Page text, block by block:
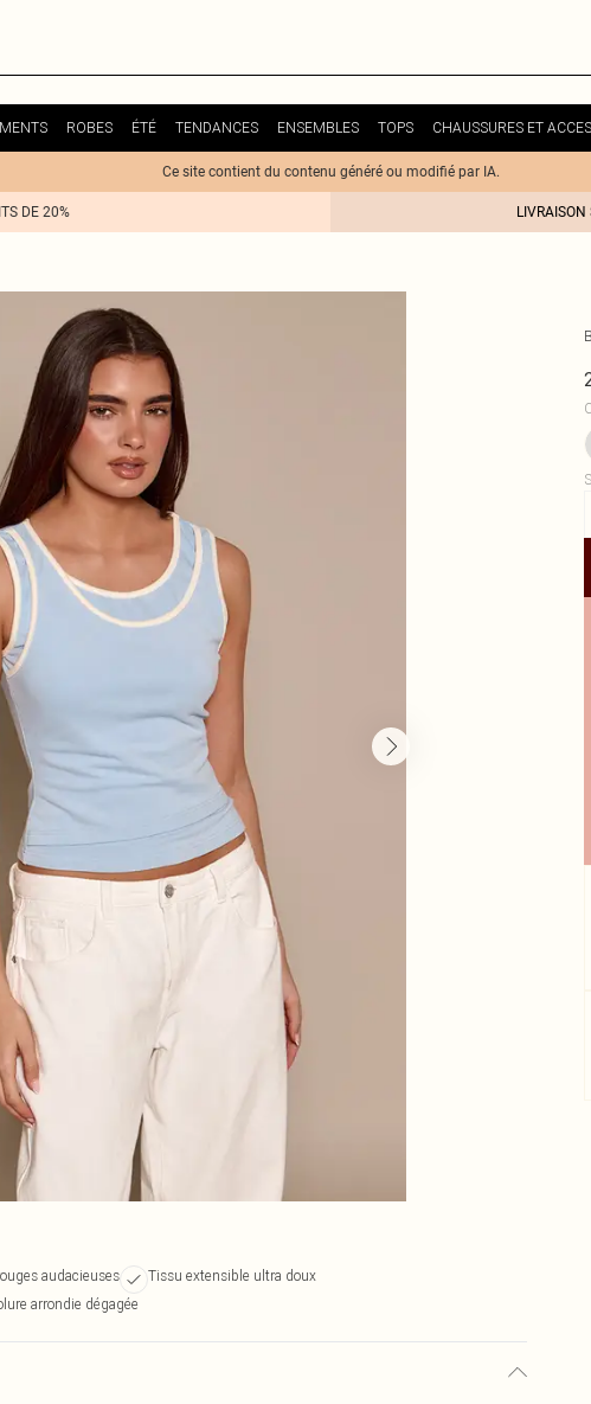
ROBES ÉTÉ TENDANCES ENSEMBLES TOPS CHAUSSURES ET
Ce site contient du contenu généré ou modifié par IA.
DE 20%
audacieuses
Tissu extensible ultra doux
arrondie dégagée